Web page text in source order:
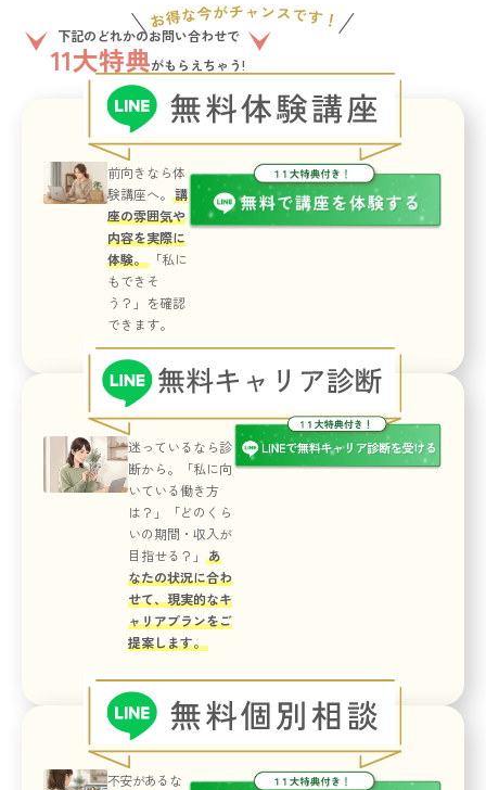
下記のどれかのお問い合わせで
11大特典がもらえちゃう!
前向きなら体
験講座へ。 講
座の雰囲気や
内容を実際に
体験。「私に
もできそ
う？」を確認
できます。
迷っているなら診
断から。
「私に向
いている働き方
は？」
「どのくら
いの期間・収入が
目指せる？」 あ
なたの状況に合わ
せて、現実的なキ
ャリアプランをご
提案します。
不安があるな